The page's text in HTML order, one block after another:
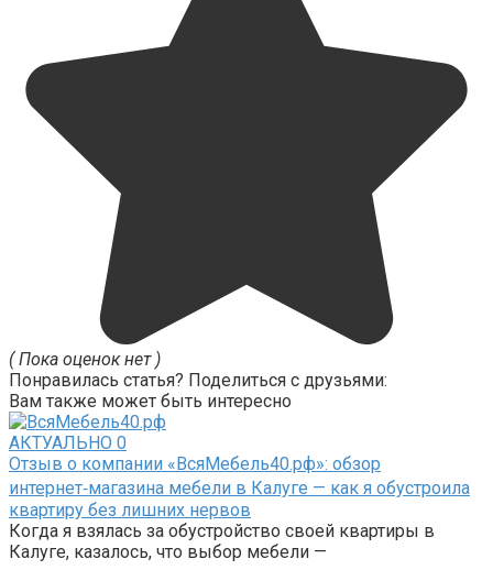
( Пока оценок нет )
Понравилась статья? Поделиться с друзьями:
Вам также может быть интересно
АКТУАЛЬНО 0
Отзыв о компании «ВсяМебель40.рф»: обзор
интернет‑магазина мебели в Калуге — как я обустроила
квартиру без лишних нервов
Когда я взялась за обустройство своей квартиры в
Калуге, казалось, что выбор мебели —